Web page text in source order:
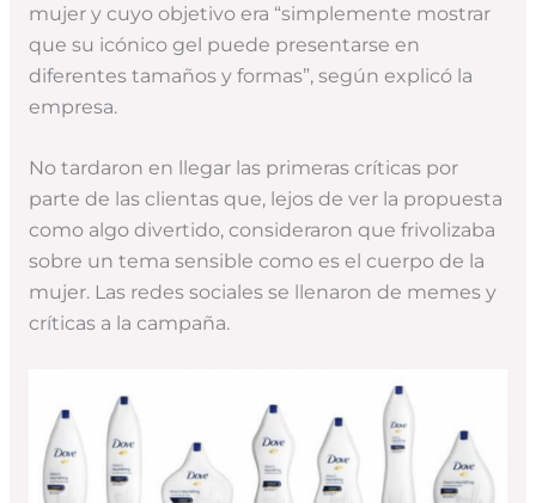
mujer y cuyo objetivo era “simplemente mostrar
que su icónico gel puede presentarse en
diferentes tamaños y formas”, según explicó la
empresa.
No tardaron en llegar las primeras críticas por
parte de las clientas que, lejos de ver la propuesta
como algo divertido, consideraron que frivolizaba
sobre un tema sensible como es el cuerpo de la
mujer. Las redes sociales se llenaron de memes y
críticas a la campaña.